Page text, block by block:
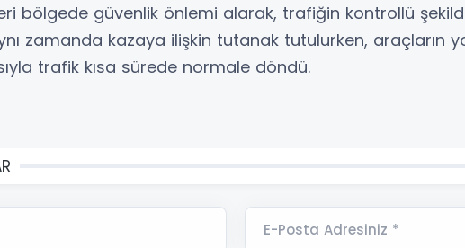
bölgede güvenlik önlemi alarak, trafiğin kontrollü
zamanda kazaya ilişkin tutanak tutulurken, araçların
trafik kısa sürede normale döndü.
E-Posta Adresiniz *